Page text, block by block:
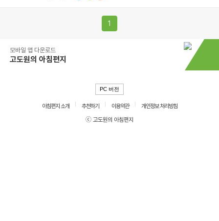
1
모바일 앱 다운로드
고도원의 아침편지
PC 버전
아침편지 소개 추천하기 이용약관
개인정보 처리방침
ⓒ 고도원의 아침편지